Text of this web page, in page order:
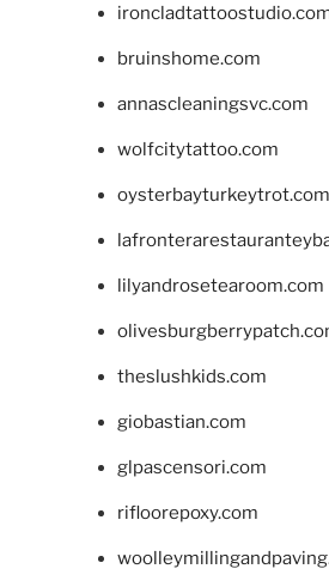
bruinshome.com
annascleaningsvc.com
wolfcitytattoo.com
oysterbayturkeytrot.com
lilyandrosetearoom.com
theslushkids.com
giobastian.com
glpascensori.com
rifloorepoxy.com